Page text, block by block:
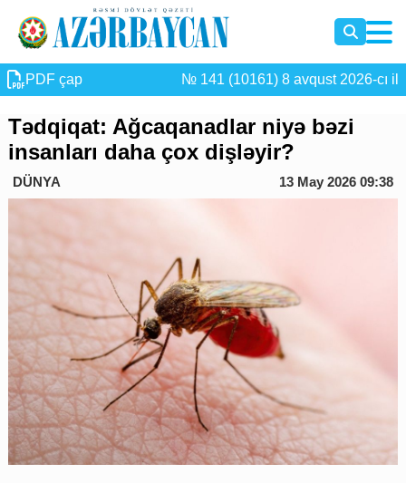
PDF çap № 141 (10161) 8 avqust 2026-cı il
Tədqiqat: Ağcaqanadlar niyə bəzi
insanları daha çox dişləyir?
DÜNYA 13 May 2026 09:38